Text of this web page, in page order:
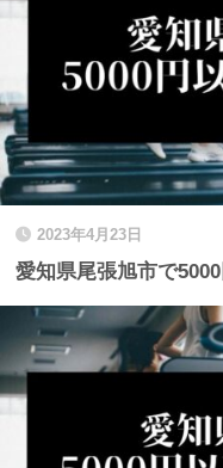
2023年4月23日
愛知県尾張旭市で